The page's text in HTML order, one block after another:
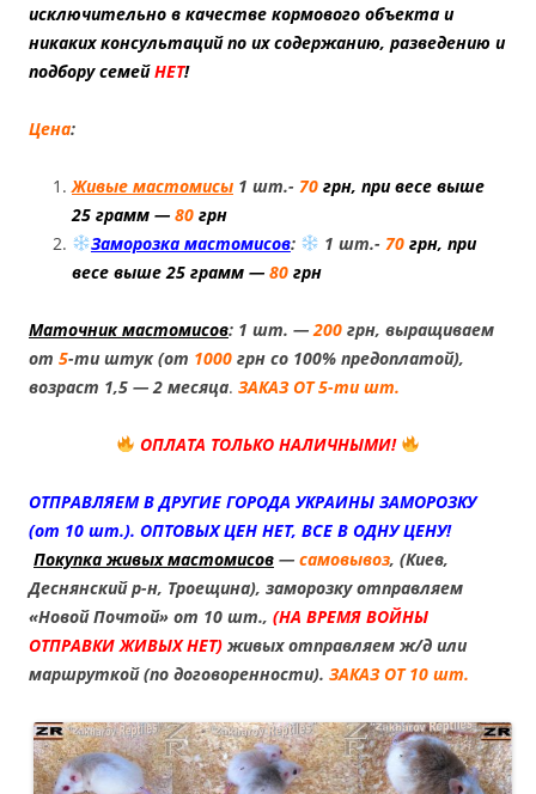
исключительно в качестве кормового объекта и
никаких консультаций по их содержанию, разведению и
подбору семейНЕТ!
Цена:
Живые мастомисы 1 шт.- 70 грн, при весе выше
25 грамм — 80 грн
Заморозка мастомисов: 1 шт.- 70 грн, при
весе выше 25 грамм — 80 грн
Маточник мастомисов: 1 шт. —200 грн, выращиваем
от 5-ти штук (от 1000 грн со 100% предоплатой),
возраст 1,5 — 2 месяца. ЗАКАЗ ОТ 5-ти шт.
ОПЛАТА ТОЛЬКО НАЛИЧНЫМИ!
ОТПРАВЛЯЕМ В ДРУГИЕ ГОРОДА УКРАИНЫ ЗАМОРОЗКУ
(от 10 шт.). ОПТОВЫХ ЦЕН НЕТ, ВСЕ В ОДНУ ЦЕНУ!
Покупка живых мастомисов — самовывоз, (Киев,
Деснянский р-н, Троещина), заморозку отправляем
«Новой Почтой» от 10 шт., (НА ВРЕМЯ ВОЙНЫ
ОТПРАВКИ ЖИВЫХ НЕТ) живых отправляем ж/д или
маршруткой (по договоренности). ЗАКАЗ ОТ 10 шт.